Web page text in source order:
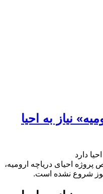
نیاز به احیا
دارد
احیای دریاچه ارومیه،
هنوز شروع نشده است.